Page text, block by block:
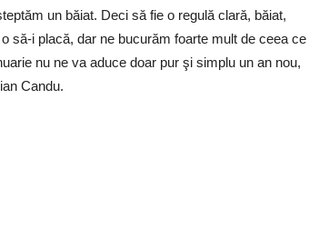
un băiat. Deci să fie o regulă clară, băiat,
să-i placă, dar ne bucurăm foarte mult de ceea ce
nu ne va aduce doar pur şi simplu un an nou,
Candu.